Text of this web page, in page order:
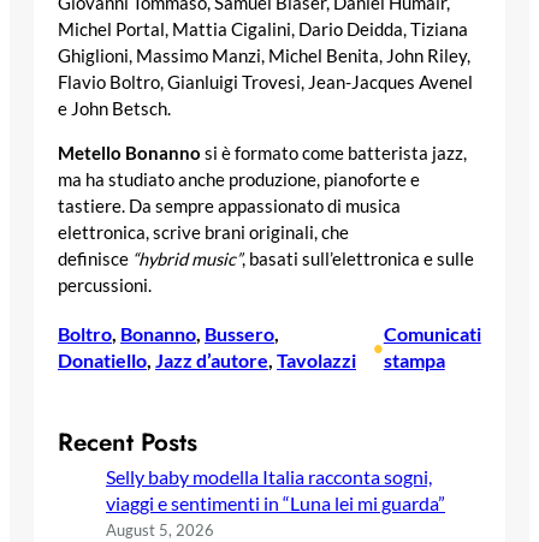
Michel Portal, Mattia Cigalini, Dario Deidda, Tiziana
Ghiglioni, Massimo Manzi, Michel Benita, John Riley,
Flavio Boltro, Gianluigi Trovesi, Jean-Jacques Avenel
e John Betsch.
Metello Bonanno si è formato come batterista jazz,
ma ha studiato anche produzione, pianoforte e
tastiere. Da sempre appassionato di musica
elettronica, scrive brani originali, che
definisce “hybrid music”, basati sull’elettronica e sulle
percussioni.
Boltro, Bonanno, Bussero
Donatiello, Jazz d’autore, Tavolazzi
•
Comunicati
stampa
Recent Posts
Selly baby modella Italia racconta sogni,
viaggi e sentimenti in “Luna lei mi guarda”
August 5, 2026